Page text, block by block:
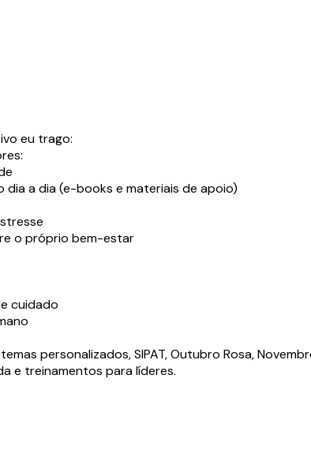
eu trago:
a dia (e-books e materiais de apoio)
o próprio bem-estar
cuidado
personalizados, SIPAT, Outubro Rosa,
e treinamentos para líderes.